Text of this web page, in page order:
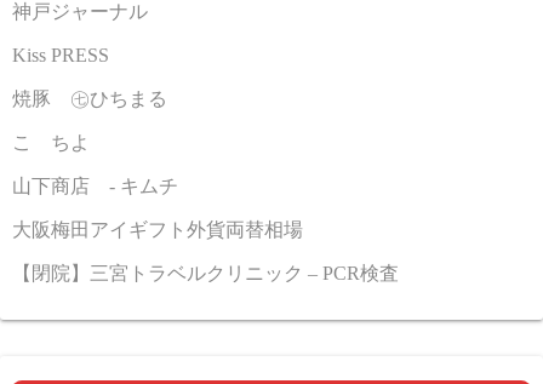
神戸ジャーナル
Kiss PRESS
焼豚 ㊆ひちまる
こゝちよ
山下商店 - キムチ
大阪梅田アイギフト外貨両替相場
【閉院】三宮トラベルクリニック – PCR検査